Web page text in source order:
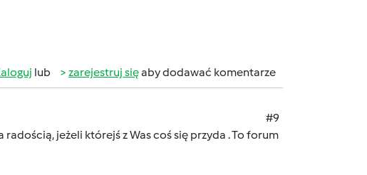
lub zarejestruj sięaby dodawać komentarze
#9
jeżeli którejś z Was coś się przyda . To forum